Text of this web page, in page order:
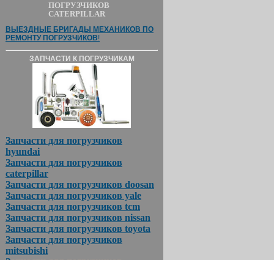
ПОГРУЗЧИКОВ
CATERPILLAR
ВЫЕЗДНЫЕ БРИГАДЫ МЕХАНИКОВ ПО
РЕМОНТУ ПОГРУЗЧИКОВ!
ЗАПЧАСТИ К ПОГРУЗЧИКАМ
Запчасти для погрузчиков
hyundai
Запчасти для погрузчиков
caterpillar
Запчасти для погрузчиков doosan
Запчасти для погрузчиков yale
Запчасти для погрузчиков tcm
Запчасти для погрузчиков nissan
Запчасти для погрузчиков toyota
Запчасти для погрузчиков
mitsubishi